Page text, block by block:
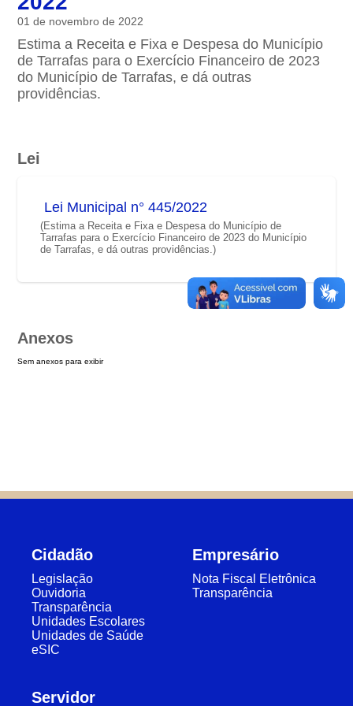
01 de novembro de 2022
Estima a Receita e Fixa e Despesa do Município
de Tarrafas para o Exercício Financeiro de 2023
do Município de Tarrafas, e dá outras
providências.
Lei
Lei Municipal n° 445/2022
(Estima a Receita e Fixa e Despesa do Município de
Tarrafas para o Exercício Financeiro de 2023 do Município
de Tarrafas, e dá outras providências.)
Anexos
Sem anexos para exibir
Cidadão
Legislação
Ouvidoria
Transparência
Unidades Escolares
Unidades de Saúde
eSIC
Empresário
Nota Fiscal Eletrônica
Transparência
Servidor